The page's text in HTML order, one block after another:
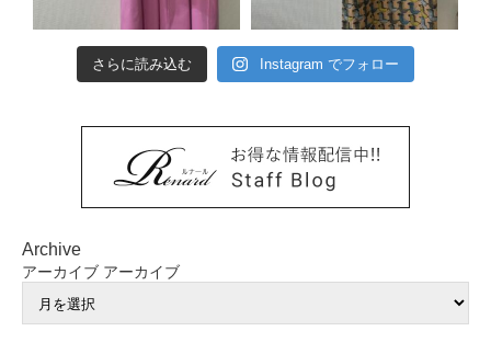
さらに読み込む Instagram でフォロー
Archive
アーカイブ アーカイブ